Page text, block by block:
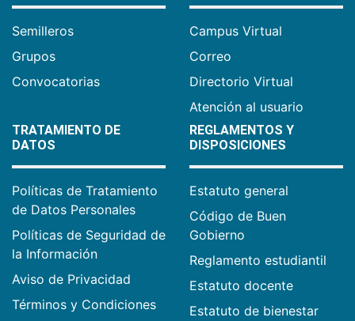
Semilleros
Grupos
Convocatorias
Campus Virtual
Correo
Directorio Virtual
Atención al usuario
TRATAMIENTO DE
DATOS
Políticas de Tratamiento
de Datos Personales
Políticas de Seguridad de
la Información
Aviso de Privacidad
Términos y Condiciones
REGLAMENTOS Y
DISPOSICIONES
Estatuto general
Código de Buen
Gobierno
Reglamento estudiantil
Estatuto docente
Estatuto de bienestar